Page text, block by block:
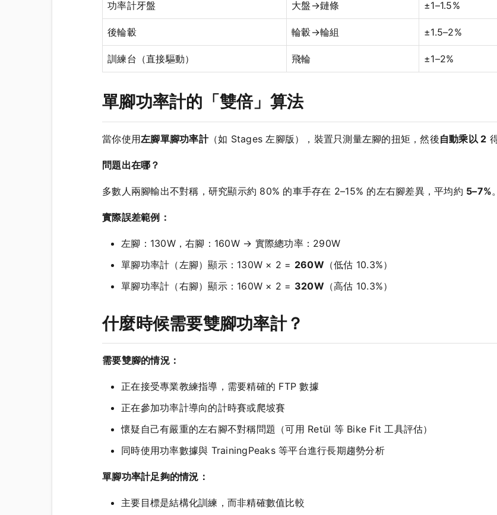
功率計牙盤 大盤→鏈條 ±1–1.5%
後輪轂 輪轂→輪組 ±1.5–2%
訓練台（直接驅動） 飛輪 ±1–2%
單腳功率計的「雙倍」算法
當你使用左腳單腳功率計（如 Stages 左腳版），裝置只測量左腳的扭矩，然後自動乘以 2
問題出在哪？
多數人兩腳輸出不對稱，研究顯示約 80% 的車手存在 2–15% 的左右腳差異，平均約 5–7%。
實際誤差範例：
左腳：130W，右腳：160W → 實際總功率：290W
單腳功率計（左腳）顯示：130W × 2 = 260W （低估 10.3%）
單腳功率計（右腳）顯示：160W × 2 = 320W （高估 10.3%）
什麼時候需要雙腳功率計？
需要雙腳的情況：
正在接受專業教練指導，需要精確的 FTP 數據
正在參加功率計導向的計時賽或爬坡賽
懷疑自己有嚴重的左右腳不對稱問題（可用 Retül 等 Bike Fit 工具評估）
同時使用功率數據與 TrainingPeaks 等平台進行長期趨勢分析
單腳功率計足夠的情況：
主要目標是結構化訓練，而非精確數值比較